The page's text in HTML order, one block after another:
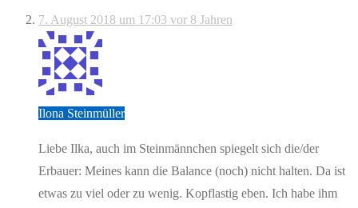
7. August 2018 um 17:03 vor 8 Jahren
Ilona Steinmüller
Liebe Ilka, auch im Steinmännchen spiegelt sich die/der
Erbauer: Meines kann die Balance (noch) nicht halten. Da ist
etwas zu viel oder zu wenig. Kopflastig eben. Ich habe ihm